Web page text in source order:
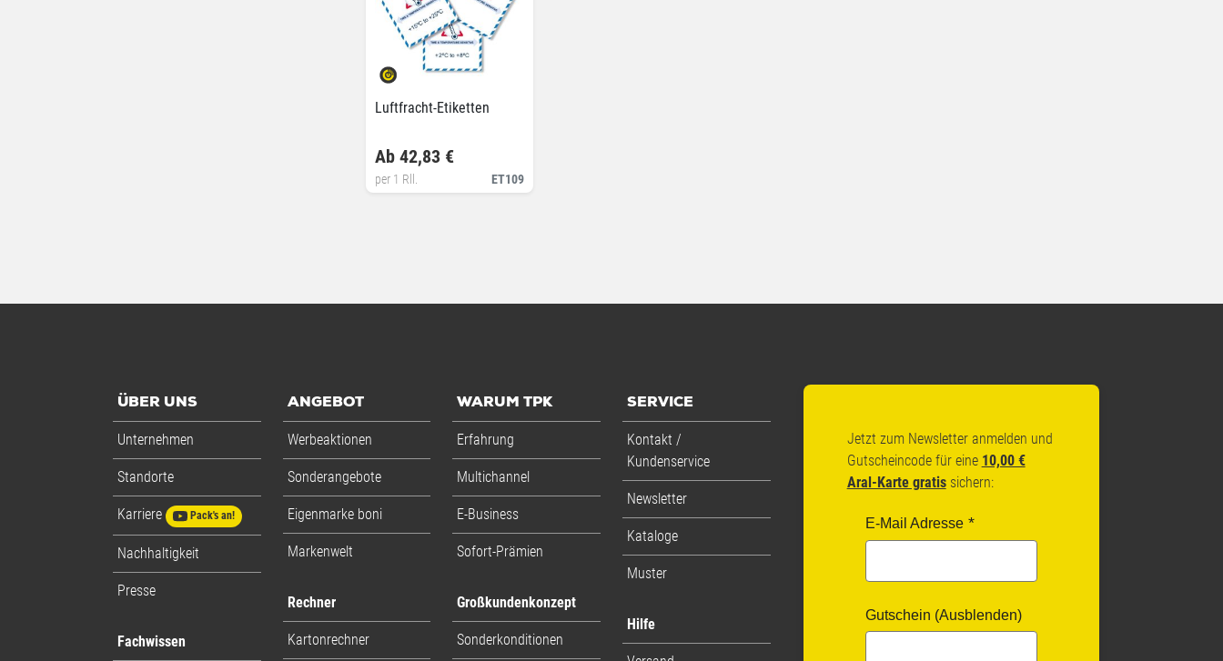
Luftfracht-Etiketten
ET109
Ab 42,83 €
per 1 Rll.
ÜBER UNS
Unternehmen
Standorte
Karriere Pack's an!
Nachhaltigkeit
Presse
Fachwissen
ANGEBOT
Werbeaktionen
Sonderangebote
Eigenmarke boni
Markenwelt
Rechner
Kartonrechner
WARUM TPK
Erfahrung
Multichannel
E-Business
Sofort-Prämien
Großkundenkonzept
Sonderkonditionen
SERVICE
Kontakt /
Kundenservice
Newsletter
Kataloge
Muster
Hilfe
Jetzt zum Newsletter anmelden und
Gutscheincode für eine 10,00 €
Aral-Karte gratissichern:
E-Mail Adresse
Gutschein (Ausblenden)